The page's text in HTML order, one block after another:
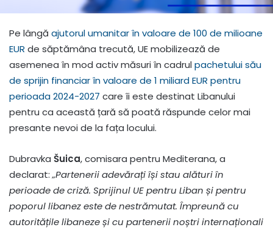
Pe lângă ajutorul umanitar în valoare de 100 de milioane
EUR de săptămâna trecută, UE mobilizează de
asemenea în mod activ măsuri în cadrulpachetului său
de sprijin financiar în valoare de 1 miliard EUR pentru
perioada 2024-2027 care îi este destinat Libanului
pentru ca această țară să poată răspunde celor mai
presante nevoi de la fața locului.
Dubravka Šuica, comisara pentru Mediterana, a
declarat:„Partenerii adevărați își stau alături în
perioade de criză. Sprijinul UE pentru Liban și pentru
poporul libanez este de nestrămutat. Împreună cu
autoritățile libaneze și cu partenerii noștri internaționali